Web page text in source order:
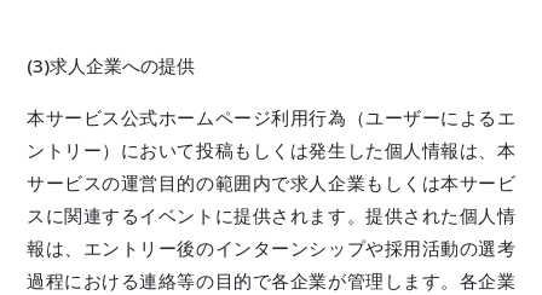
(3)求人企業への提供
本サービス公式ホームページ利用行為（ユーザーによるエ
ントリー）において投稿もしくは発生した個人情報は、本
サービスの運営目的の範囲内で求人企業もしくは本サービ
スに関連するイベントに提供されます。提供された個人情
報は、エントリー後のインターンシップや採用活動の選考
過程における連絡等の目的で各企業が管理します。各企業